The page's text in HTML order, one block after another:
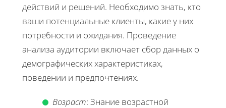
действий и решений. Необходимо знать, кто
ваши потенциальные клиенты, какие у них
потребности и ожидания. Проведение
анализа аудитории включает сбор данных о
демографических характеристиках,
поведении и предпочтениях.
Возраст: Знание возрастной